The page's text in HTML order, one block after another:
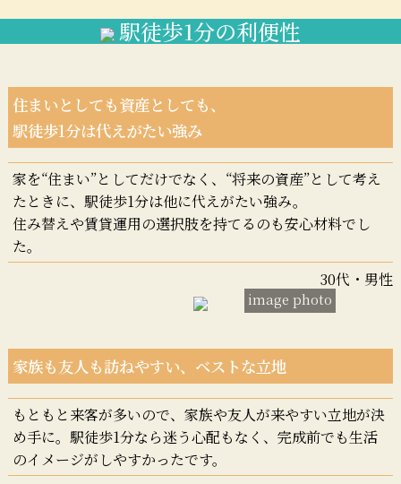
駅徒歩1分の利便性
image photo
住まいとしても資産としても、
駅徒歩1分は代えがたい強み
家を“住まい”としてだけでなく、“将来の資産”として考え
たときに、駅徒歩1分は他に代えがたい強み。
住み替えや賃貸運用の選択肢を持てるのも安心材料でし
た。
30代・男性
家族も友人も訪ねやすい、ベストな立地
もともと来客が多いので、家族や友人が来やすい立地が決
め手に。駅徒歩1分なら迷う心配もなく、完成前でも生活
のイメージがしやすかったです。